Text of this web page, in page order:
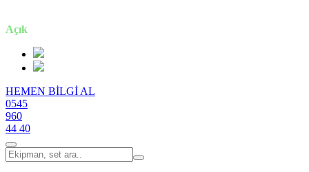
Açık
HEMEN BİLGİ AL
0545
960
44 40